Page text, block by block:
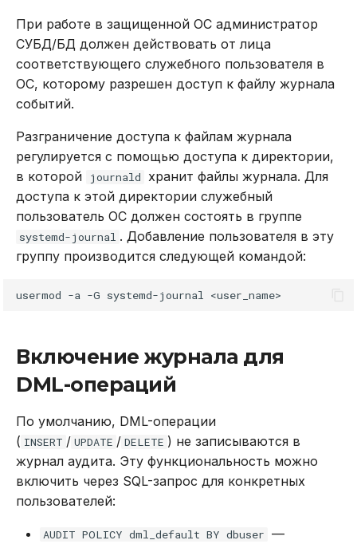
Устранение неполадок
DROP USER
EXPLAIN
INSERT
REVOKE
SELECT
VALUES
При работе в защищенной ОС администратор
СУБД/БД должен действовать от лица
соответствующего служебного пользователя в
ОС, которому разрешен доступ к файлу журнала
событий.
Разграничение доступа к файлам журнала
регулируется с помощью доступа к директории,
в которой
journald хранит файлы журнала. Для
доступа к этой директории служебный
пользователь ОС должен состоять в группе
systemd-journal . Добавление пользователя в эту
группу производится следующей командой:
usermod -a -G systemd-journal
Включение журнала для
DML-операций
По умолчанию, DML-операции
( INSERT / UPDATE / DELETE ) не записываются в
журнал аудита. Эту функциональность можно
включить через SQL-запрос для конкретных
пользователей:
AUDIT POLICY dml_default BY dbuser —